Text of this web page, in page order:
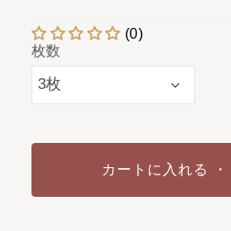
(0)
枚数
カートに入れる